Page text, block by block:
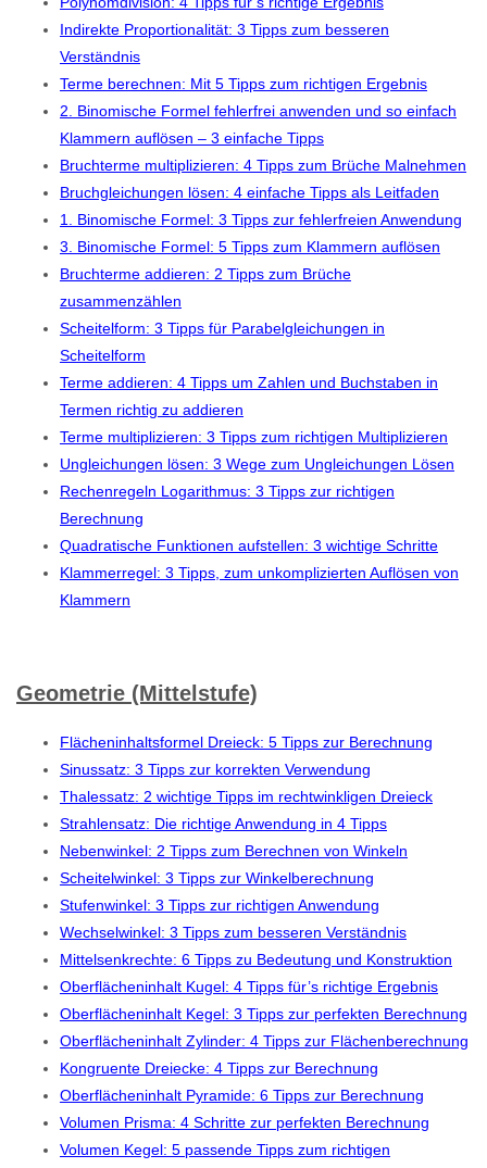
Indirekte Proportionalität: 3 Tipps zum besseren
Verständnis
Terme berechnen: Mit 5 Tipps zum richtigen Ergebnis
2. Binomische Formel fehlerfrei anwenden und so einfach
Klammern auflösen – 3 einfache Tipps
Bruchterme multiplizieren: 4 Tipps zum Brüche Malnehmen
Bruchgleichungen lösen: 4 einfache Tipps als Leitfaden
1. Binomische Formel: 3 Tipps zur fehlerfreien Anwendung
3. Binomische Formel: 5 Tipps zum Klammern auflösen
Bruchterme addieren: 2 Tipps zum Brüche
zusammenzählen
Scheitelform: 3 Tipps für Parabelgleichungen in
Scheitelform
Terme addieren: 4 Tipps um Zahlen und Buchstaben in
Termen richtig zu addieren
Terme multiplizieren: 3 Tipps zum richtigen Multiplizieren
Ungleichungen lösen: 3 Wege zum Ungleichungen Lösen
Rechenregeln Logarithmus: 3 Tipps zur richtigen
Berechnung
Quadratische Funktionen aufstellen: 3 wichtige Schritte
Klammerregel: 3 Tipps, zum unkomplizierten Auflösen von
Klammern
Geometrie (Mittelstufe)
Flächeninhaltsformel Dreieck: 5 Tipps zur Berechnung
Sinussatz: 3 Tipps zur korrekten Verwendung
Thalessatz: 2 wichtige Tipps im rechtwinkligen Dreieck
Strahlensatz: Die richtige Anwendung in 4 Tipps
Nebenwinkel: 2 Tipps zum Berechnen von Winkeln
Scheitelwinkel: 3 Tipps zur Winkelberechnung
Stufenwinkel: 3 Tipps zur richtigen Anwendung
Wechselwinkel: 3 Tipps zum besseren Verständnis
Mittelsenkrechte: 6 Tipps zu Bedeutung und Konstruktion
Oberflächeninhalt Kugel: 4 Tipps für’s richtige Ergebnis
Oberflächeninhalt Kegel: 3 Tipps zur perfekten Berechnung
Oberflächeninhalt Zylinder: 4 Tipps zur Flächenberechnung
Kongruente Dreiecke: 4 Tipps zur Berechnung
Oberflächeninhalt Pyramide: 6 Tipps zur Berechnung
Volumen Prisma: 4 Schritte zur perfekten Berechnung
Volumen Kegel: 5 passende Tipps zum richtigen